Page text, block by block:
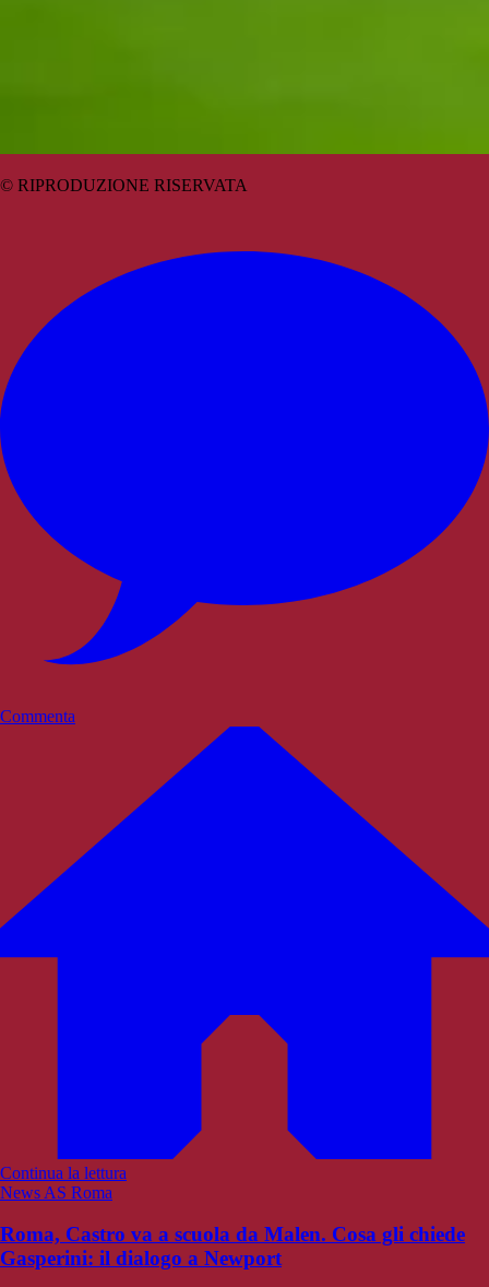
© RIPRODUZIONE RISERVATA
Commenta
Continua la lettura
News AS Roma
Roma, Castro va a scuola da Malen. Cosa gli chiede
Gasperini: il dialogo a Newport